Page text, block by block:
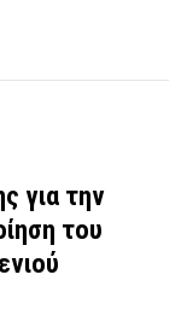
για την
του